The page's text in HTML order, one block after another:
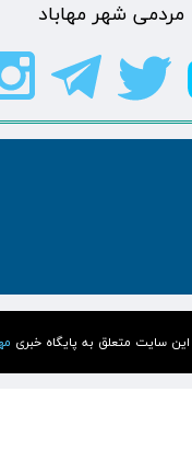
مردمی شهر مهاباد​​​​​​​​​​​​​​